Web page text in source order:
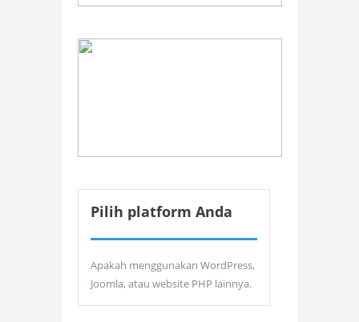
Pilih platform Anda
Apakah menggunakan WordPress,
Joomla, atau website PHP lainnya.